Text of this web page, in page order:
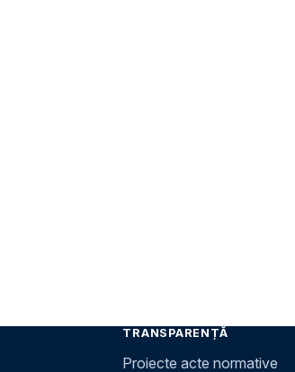
TRANSPARENȚĂ
Proiecte acte normative